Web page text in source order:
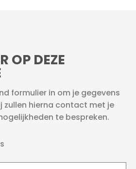
OP DEZE
formulier in om je gegevens
zullen hierna contact met je
te bespreken.